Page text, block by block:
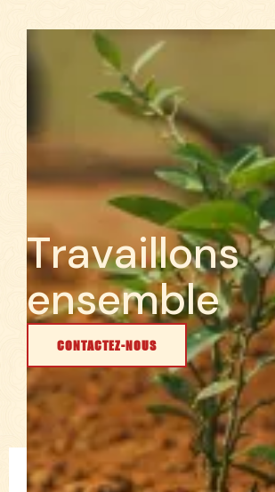
Travaillons
ensemble
CONTACTEZ-NOUS